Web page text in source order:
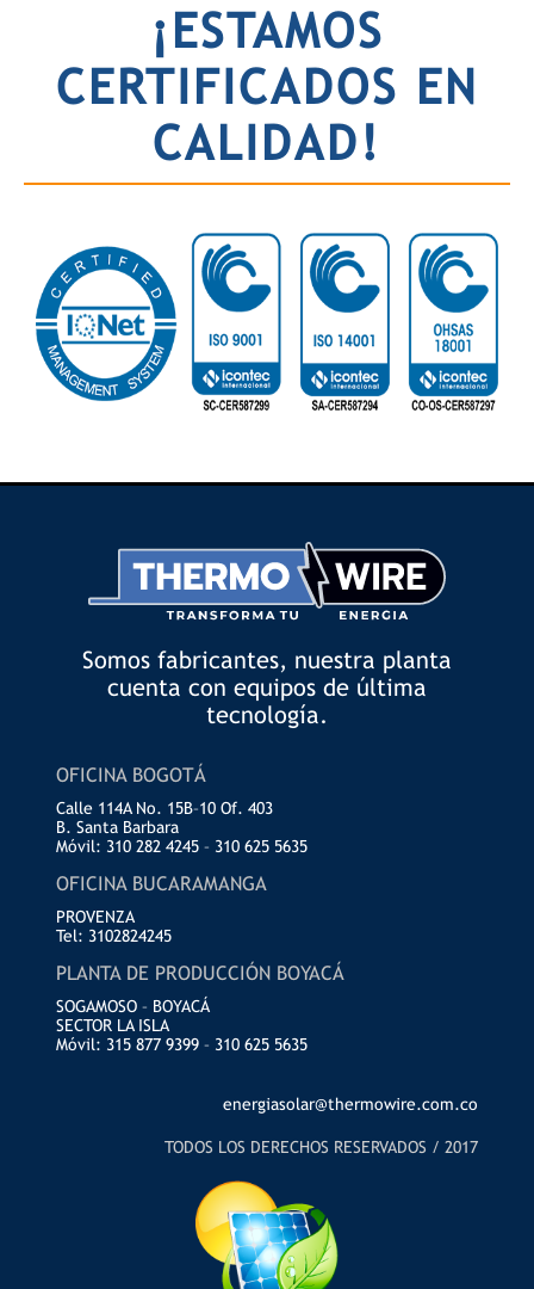
¡ESTAMOS
CERTIFICADOS EN
CALIDAD!
Somos fabricantes, nuestra planta
cuenta con equipos de última
tecnología.
OFICINA BOGOTÁ
Calle 114A No. 15B–10 Of. 403
B. Santa Barbara
Móvil: 310 282 4245 – 310 625 5635
OFICINA BUCARAMANGA
PROVENZA
Tel: 3102824245
PLANTA DE PRODUCCIÓN BOYACÁ
SOGAMOSO – BOYACÁ
SECTOR LA ISLA
Móvil: 315 877 9399 – 310 625 5635
energiasolar@thermowire.com.co
TODOS LOS DERECHOS RESERVADOS / 2017